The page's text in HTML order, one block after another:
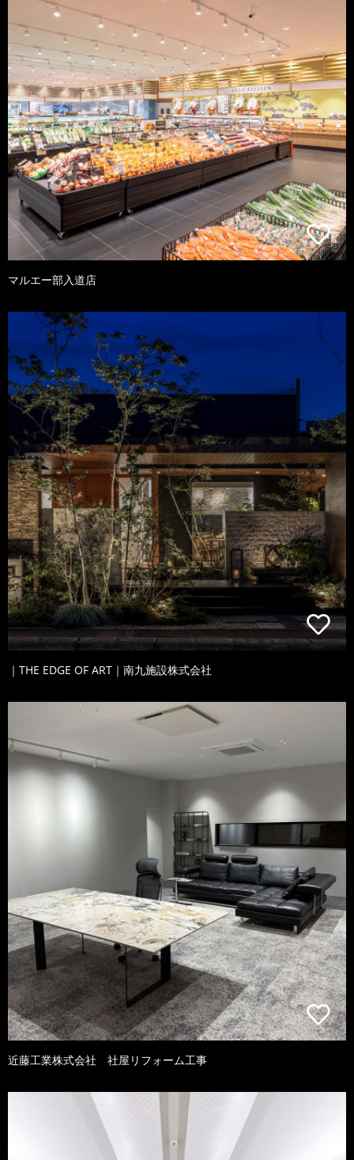
マルエー部入道店
｜THE EDGE OF ART｜南九施設株式会社
近藤工業株式会社 社屋リフォーム工事